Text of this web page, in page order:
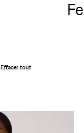
Effacer tout